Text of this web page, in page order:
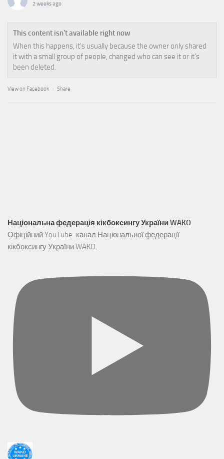
2 weeks ago
This content isn't available right now
When this happens, it's usually because the owner only shared
it with a small group of people, changed who can see it or it's
been deleted.
View on Facebook · Share
Національна федерація кікбоксингу України WAKO
Офіційний YouTube-канал Національної федерації
кікбоксингу України WAKO.